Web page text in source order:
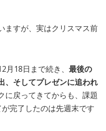
ますが、実はクリスマス前
18日まで続き、 最後の
、そしてプレゼンに追われ
に戻ってきてからも、課題
完了したのは先週末です